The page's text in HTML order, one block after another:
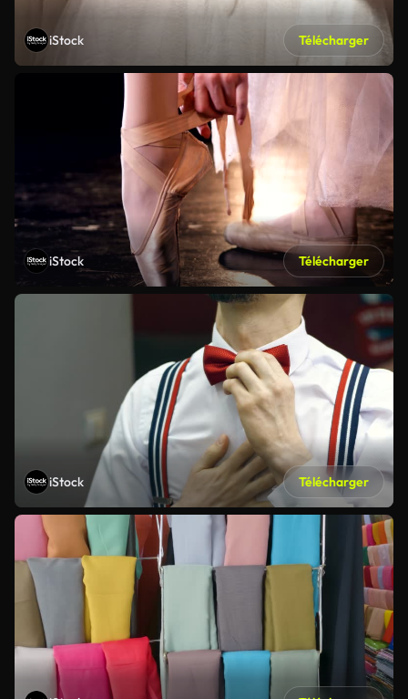
iStock Télécharger
iStock Télécharger
iStock Télécharger